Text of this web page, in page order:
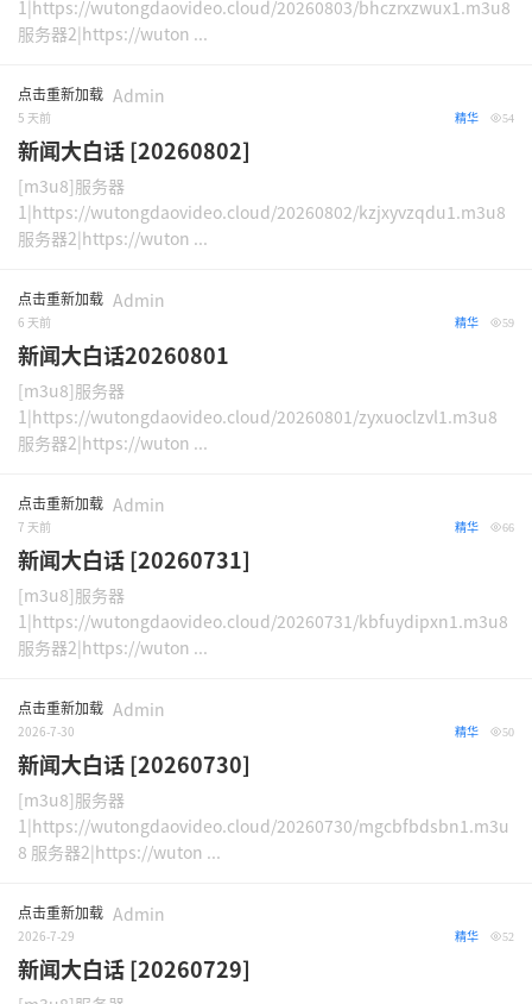
1|https://wutongdaovideo.cloud/20260803/bhczrxzwux1.m3u8
服务器2|https://wuton ...
点击重新加载 Admin
5 天前 54
精华
新闻大白话 [20260802]
[m3u8]服务器
1|https://wutongdaovideo.cloud/20260802/kzjxyvzqdu1.m3u8
服务器2|https://wuton ...
点击重新加载 Admin
6 天前 59
精华
新闻大白话20260801
[m3u8]服务器
1|https://wutongdaovideo.cloud/20260801/zyxuoclzvl1.m3u8
服务器2|https://wuton ...
点击重新加载 Admin
7 天前 66
精华
新闻大白话 [20260731]
[m3u8]服务器
1|https://wutongdaovideo.cloud/20260731/kbfuydipxn1.m3u8
服务器2|https://wuton ...
点击重新加载 Admin
2026-7-30 50
精华
新闻大白话 [20260730]
[m3u8]服务器
1|https://wutongdaovideo.cloud/20260730/mgcbfbdsbn1.m3u
8 服务器2|https://wuton ...
点击重新加载 Admin
2026-7-29 52
精华
新闻大白话 [20260729]